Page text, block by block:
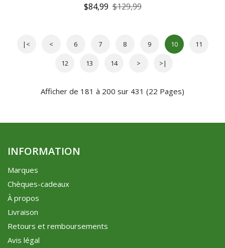
$84,99 $129,99
|< < 6 7 8 9 10 11
12 13 14 > >|
Afficher de 181 à 200 sur 431 (22 Pages)
INFORMATION
Marques
Chèques-cadeaux
À propos
Livraison
Retours et remboursements
Avis légal